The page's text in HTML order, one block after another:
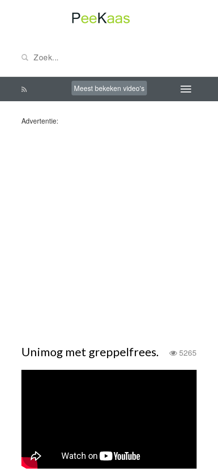
Meest bekeken video's
Advertentie:
Unimog met greppelfrees. 5265